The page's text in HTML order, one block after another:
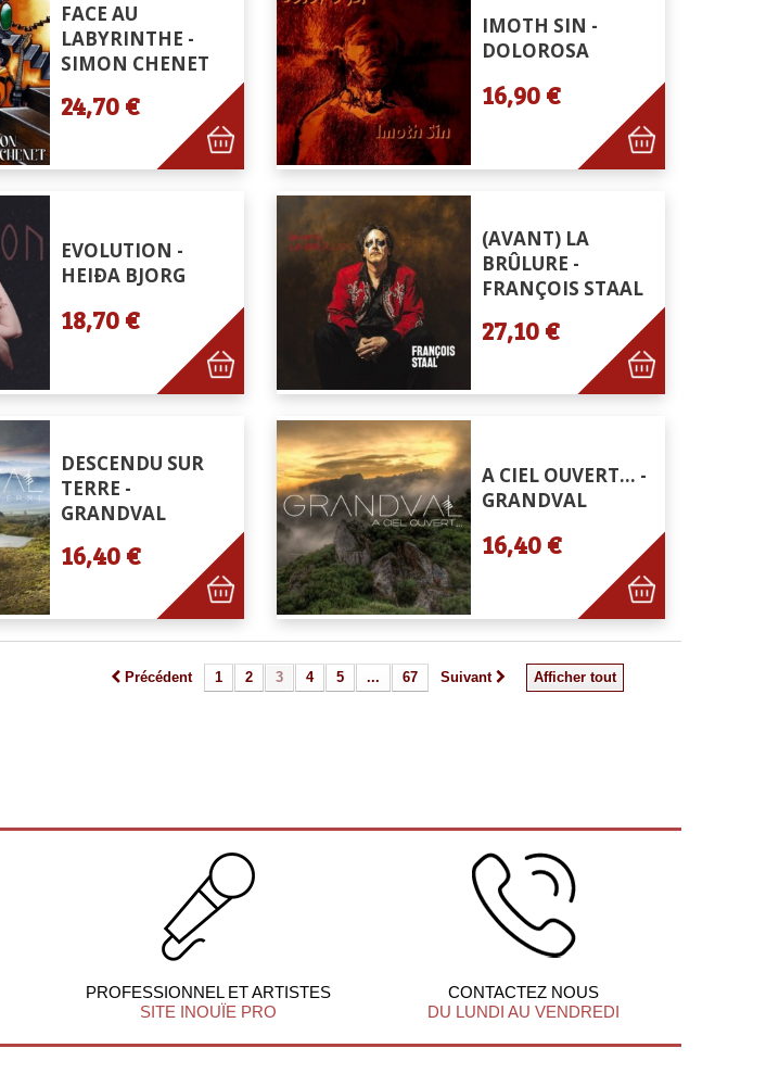
FACE AU
LABYRINTHE -
SIMON CHENET
24,70 €
IMOTH SIN -
DOLOROSA
16,90 €
EVOLUTION -
HEIÐA BJORG
18,70 €
(AVANT) LA
BRÛLURE -
FRANÇOIS STAAL
27,10 €
DESCENDU SUR
TERRE -
GRANDVAL
16,40 €
A CIEL OUVERT... -
GRANDVAL
16,40 €
Afficher tout
Précédent 1 2 3 4 5 ... 67 Suivant
PROFESSIONNEL ET ARTISTES
SITE INOUÏE PRO
CONTACTEZ NOUS
DU LUNDI AU VENDREDI